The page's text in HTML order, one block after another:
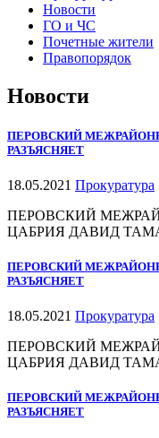
Новости
ГО и ЧС
Почетные жители
Правопорядок
Новости
ПЕРОВСКИЙ
РАЗЪЯСНЯЕТ
18.05.2021 Прокуратура
ПЕРОВСКИЙ
ЦАБРИЯ ДАВИД
ПЕРОВСКИЙ
РАЗЪЯСНЯЕТ
18.05.2021 Прокуратура
ПЕРОВСКИЙ
ЦАБРИЯ ДАВИД
ПЕРОВСКИЙ
РАЗЪЯСНЯЕТ